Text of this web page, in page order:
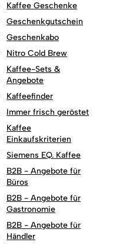
Kaffee Geschenke
Geschenkgutschein
Geschenkabo
Nitro Cold Brew
Kaffee-Sets &
Angebote
Kaffeefinder
Immer frisch geröstet
Kaffee
Einkaufskriterien
Siemens EQ. Kaffee
B2B - Angebote für
Büros
B2B - Angebote für
Gastronomie
B2B - Angebote für
Händler